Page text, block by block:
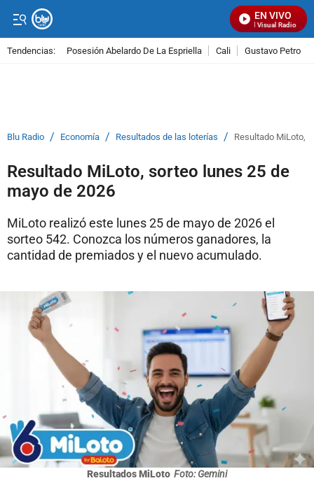
EN VIVO
Señal Visual Radio
Tendencias: Posesión Abelardo De La Espriella Cali Gustavo Petro
Blu Radio / Economía / Resultados de las loterías / Resultado MiLoto,
Resultado MiLoto, sorteo lunes 25 de
mayo de 2026
MiLoto realizó este lunes 25 de mayo de 2026 el
sorteo 542. Conozca los números ganadores, la
cantidad de premiados y el nuevo acumulado.
Resultados MiLoto Foto: Gemini